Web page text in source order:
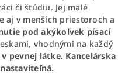
či štúdiu. Jej malé
aj v menších priestoroch a
pod akýkoľvek písací
vhodnými na každý
v pevnej látke. Kancelárska